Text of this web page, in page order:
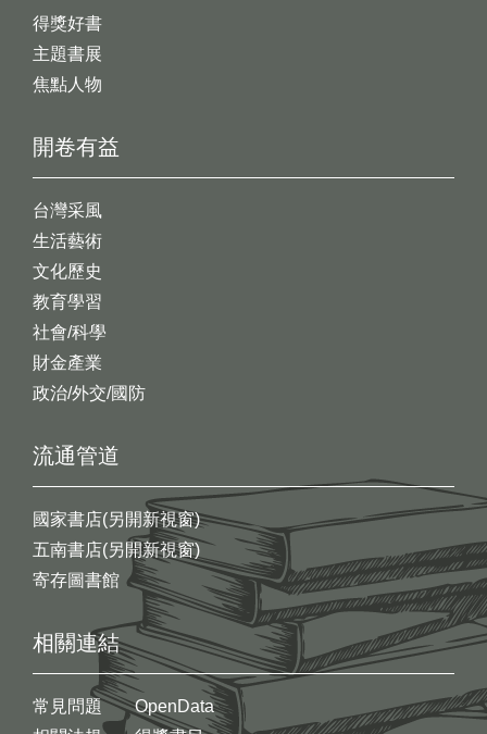
開卷有益
台灣采風
生活藝術
文化歷史
教育學習
社會/科學
財金產業
政治/外交/國防
得獎好書
主題書展
焦點人物
流通管道
國家書店(另開新視窗)
五南書店(另開新視窗)
寄存圖書館
相關連結
常見問題
OpenData